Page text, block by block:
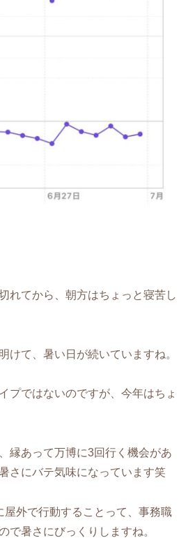
れてから、朝方はちょっと寝苦し
けて、暑い日が続いていますね。
プではないのですが、今年はちょ
縁あって万博に3回行く機会があ
さにバテ気味になっています笑
屋外で行動することって、事務職
で暑さにびっくりしますね。